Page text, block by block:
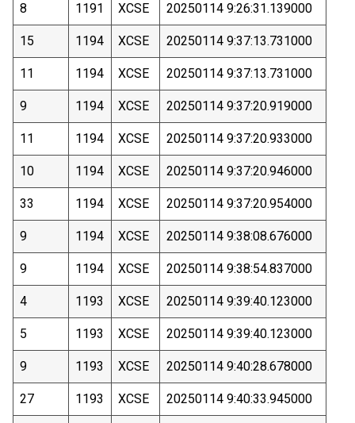
8 1191 XCSE 20250114 9:26:31.139000
15 1194 XCSE 20250114 9:37:13.731000
11 1194 XCSE 20250114 9:37:13.731000
9 1194 XCSE 20250114 9:37:20.919000
11 1194 XCSE 20250114 9:37:20.933000
10 1194 XCSE 20250114 9:37:20.946000
33 1194 XCSE 20250114 9:37:20.954000
9 1194 XCSE 20250114 9:38:08.676000
9 1194 XCSE 20250114 9:38:54.837000
4 1193 XCSE 20250114 9:39:40.123000
5 1193 XCSE 20250114 9:39:40.123000
9 1193 XCSE 20250114 9:40:28.678000
27 1193 XCSE 20250114 9:40:33.945000